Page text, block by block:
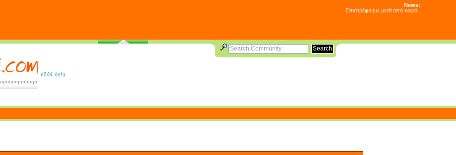
News:
Επιστρέφουμε μετά από καιρό..